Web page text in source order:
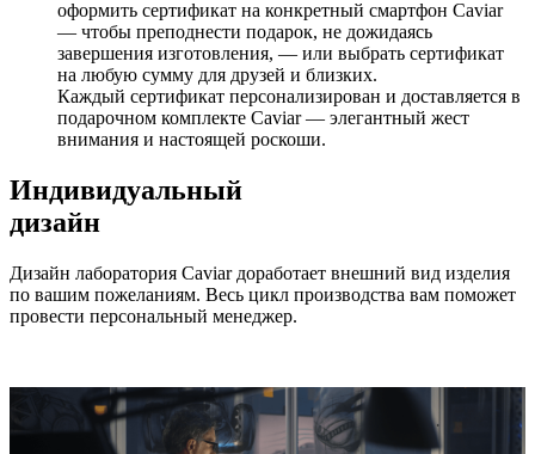
оформить сертификат на конкретный смартфон Caviar
— чтобы преподнести подарок, не дожидаясь
завершения изготовления, — или выбрать сертификат
на любую сумму для друзей и близких.
Каждый сертификат персонализирован и доставляется в
подарочном комплекте Caviar — элегантный жест
внимания и настоящей роскоши.
Индивидуальный
дизайн
Дизайн лаборатория Caviar доработает внешний вид изделия
по вашим пожеланиям. Весь цикл производства вам поможет
провести персональный менеджер.